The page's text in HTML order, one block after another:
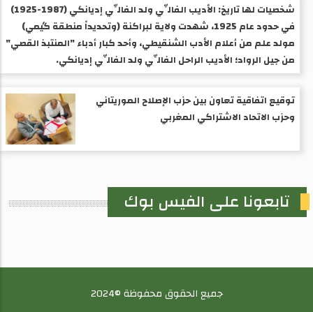
شخصيات لها تاريخ: الأديب الفالِّي ولد الفالِّي إديانكي (1987-1925) ​
في حدود عام 1925، شهدت ولاية لبراكنة (وتحديداً منطقة گيمي)
مولد علم من أعلام الأدب الشنقيطي، وأحد كبار أدباء "المنتبذ القصي"
من جيل الرواد؛ الأديب الراحل الفالِّي ولد الفالِّي إديانكي.
توقيع اتفاقية تعاون بين حزب الإصلاح الموريتاني
وحزب الاتحاد الاشتراكي المغربي
تابعونا على الفيس بوك
جميع الحقوق محفوظة ©2024